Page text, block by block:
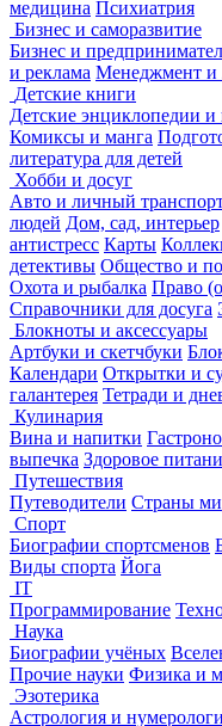
медицина Психиатрия
Бизнес и саморазвитие
Бизнес и
и реклама Менеджмент и
Детские книги
Детские энциклопедии и
Комиксы и манга
литература для детей
Хобби и досуг
Авто и личный
людей Дом, сад, интерьер
антистресс Карты
детективы Общество и
Охота и рыбалка Право
Справочники для досуга
Блокноты и аксессуары
Артбуки и скетчбуки
Календари Открытки и
галантерея Тетради и
Кулинария
Вина и напитки
выпечка Здоровое
Путешествия
Путеводители Страны
Спорт
Биографии спортсменов
Виды спорта Йога
IT
Программирование
Наука
Биографии учёных
Прочие науки Физика и
Эзотерика
Астрология и